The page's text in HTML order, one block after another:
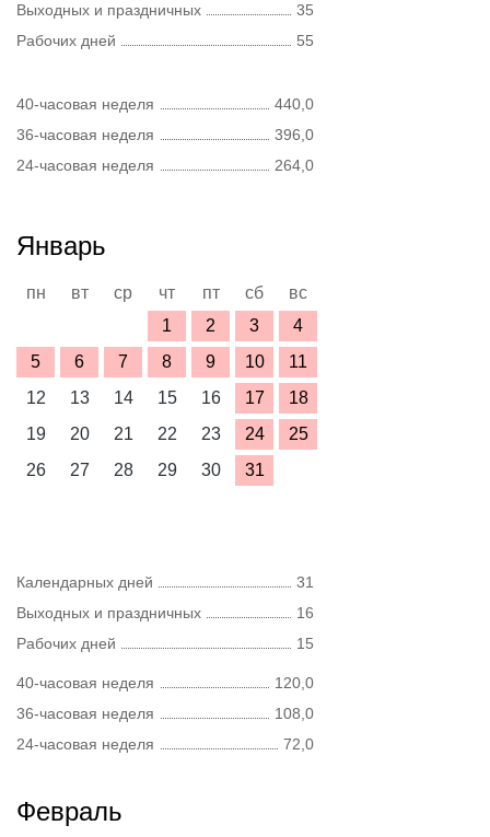
Выходных и праздничных
35
Рабочих дней
55
40-часовая неделя
440,0
36-часовая неделя
396,0
24-часовая неделя
264,0
Январь
пн вт ср чт пт сб
вс
1
2 3
4
5
6 7 8 9 10
11
12
13 14 15 16 17
18
19
20 21 22 23 24
25
26
27 28 29 30 31
Календарных дней
31
Выходных и праздничных
16
Рабочих дней
15
40-часовая неделя
120,0
36-часовая неделя
108,0
24-часовая неделя
72,0
Февраль